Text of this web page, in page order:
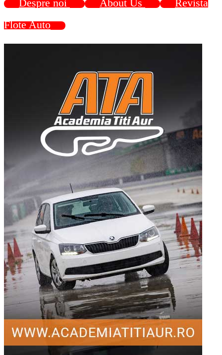
Despre noi About Us
Revista
Flote Auto